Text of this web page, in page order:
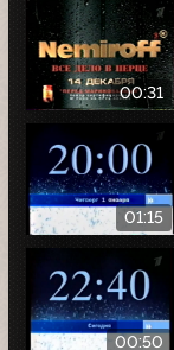
00:31
01:15
00:50